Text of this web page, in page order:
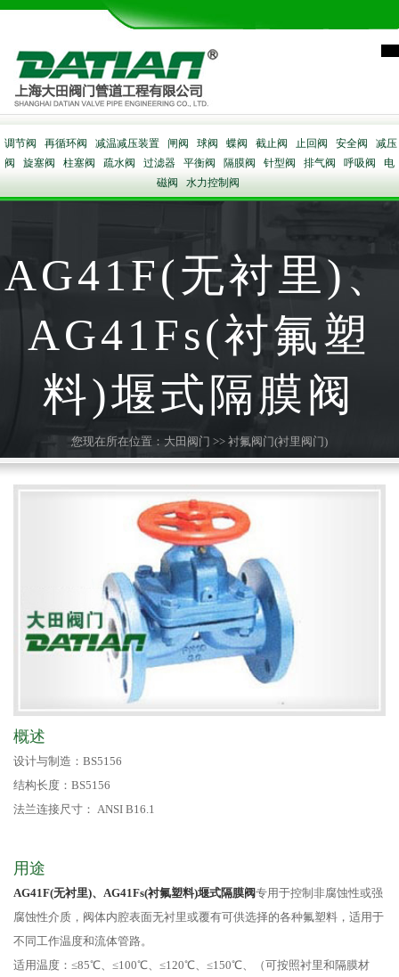
调节阀 再循环阀 减温减压装置 闸阀 球阀 蝶阀 截止阀 止回阀 安全阀
减压
阀
旋塞阀 柱塞阀 疏水阀 过滤器 平衡阀 隔膜阀 针型阀 排气阀 呼吸阀
电
磁阀
水力控制阀
AG41F(无衬里)、
AG41Fs(衬氟塑
料)堰式隔膜阀
您现在所在位置： 大田阀门 >> 衬氟阀门(衬里阀门)
概述
设计与制造：BS5156
结构长度：BS5156
法兰连接尺寸： ANSI B16.1
用途
AG41F(无衬里)、AG41Fs(衬氟塑料)堰式隔膜阀专用于控制非腐蚀性或强
腐蚀性介质，阀体内腔表面无衬里或覆有可供选择的各种氟塑料，适用于
不同工作温度和流体管路。
适用温度：≤85℃、≤100℃、≤120℃、≤150℃、（可按照衬里和隔膜材